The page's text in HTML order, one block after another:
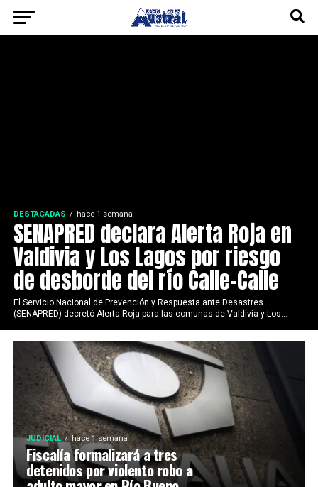
DESTACADAS hace 1 semana
SENAPRED declara Alerta Roja en
Valdivia y Los Lagos por riesgo
de desborde del río Calle-Calle
El Servicio Nacional de Prevención y Respuesta ante Desastres
(SENAPRED) decretó Alerta Roja para las comunas de Valdivia y Los...
JUDICIAL hace 1 semana
Fiscalía formalizará a tres
detenidos por violento robo a